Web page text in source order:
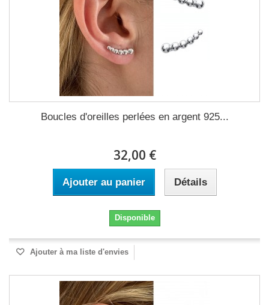
Boucles d'oreilles perlées en argent 925...
32,00 €
Ajouter au panier Détails
Disponible
Ajouter à ma liste d'envies